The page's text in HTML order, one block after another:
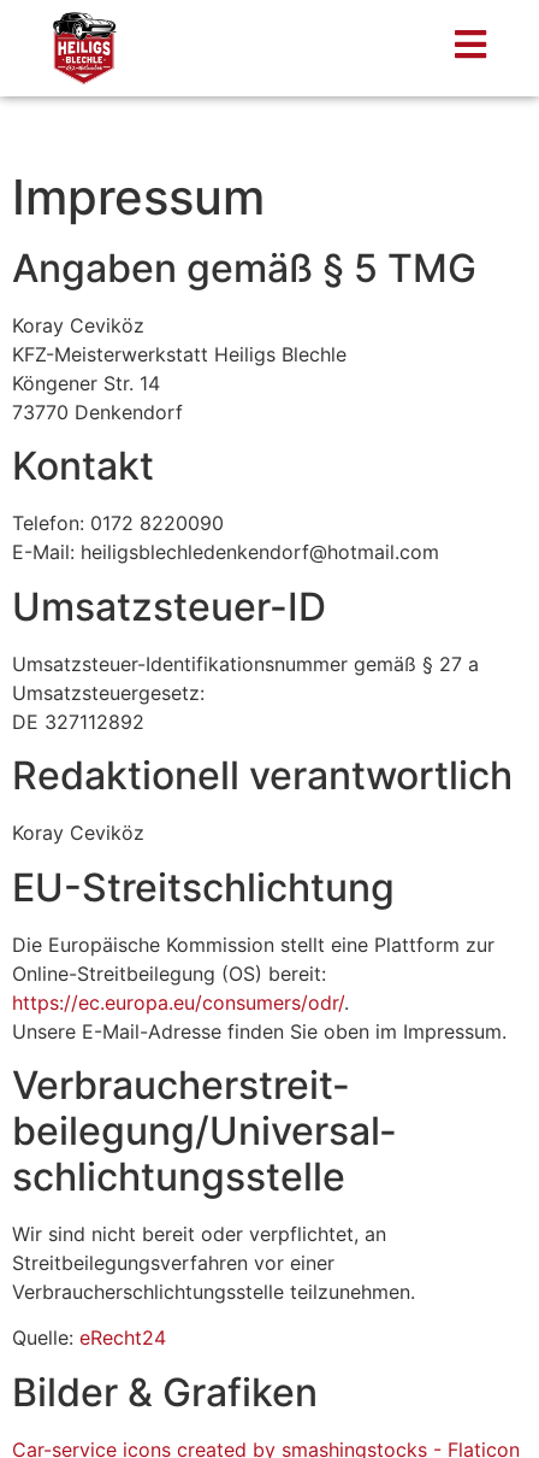
Impressum
Angaben gemäß § 5 TMG
Koray Ceviköz
KFZ-Meisterwerkstatt Heiligs Blechle
Köngener Str. 14
73770 Denkendorf
Kontakt
Telefon: 0172 8220090
E-Mail: heiligsblechledenkendorf@hotmail.com
Umsatzsteuer-ID
Umsatzsteuer-Identifikationsnummer gemäß § 27 a
Umsatzsteuergesetz:
DE 327112892
Redaktionell verantwortlich
Koray Ceviköz
EU-Streitschlichtung
Die Europäische Kommission stellt eine Plattform zur
Online-Streitbeilegung (OS) bereit:
https://ec.europa.eu/consumers/odr/.
Unsere E-Mail-Adresse finden Sie oben im Impressum.
Verbraucher­streit­
beilegung/Universal­
schlichtungs­stelle
Wir sind nicht bereit oder verpflichtet, an
Streitbeilegungsverfahren vor einer
Verbraucherschlichtungsstelle teilzunehmen.
Quelle: eRecht24
Bilder & Grafiken
Car-service icons created by smashingstocks - Flaticon